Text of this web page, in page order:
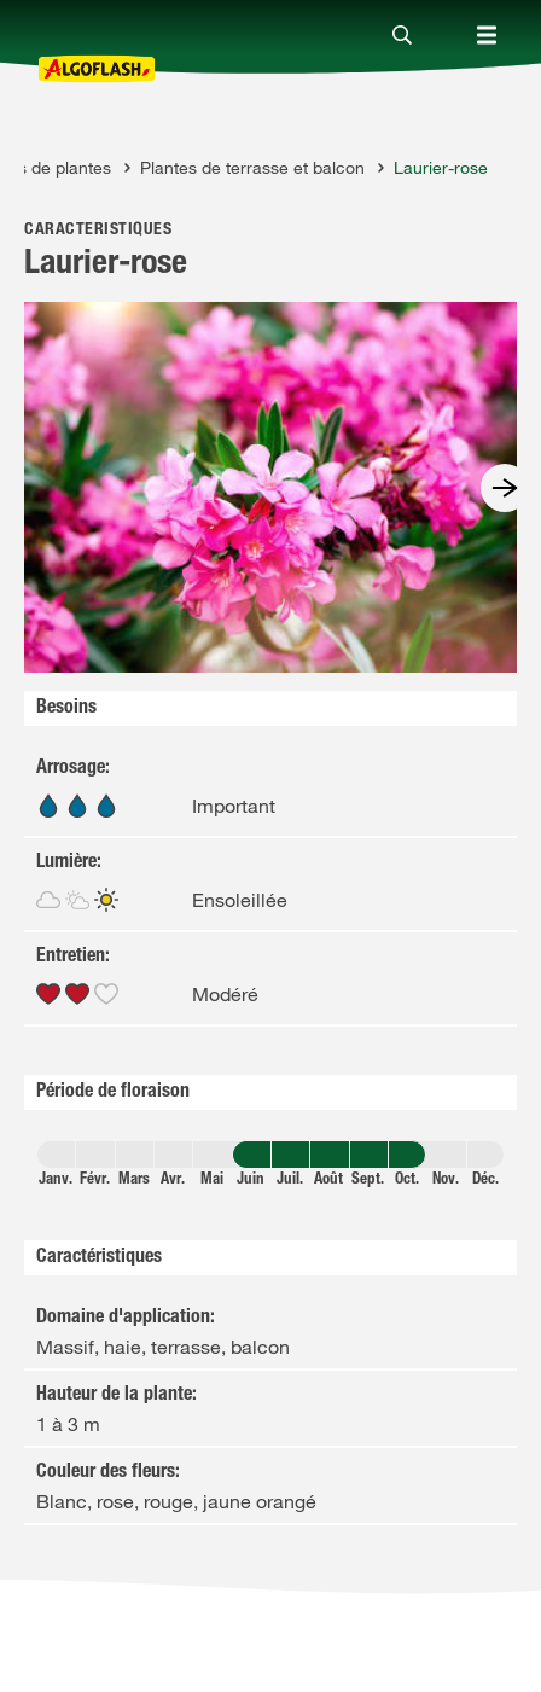
Nos produits
Conseils
Thèmes
Qui sommes-nous ?
Promotions
de plantes Plantes de terrasse et balcon Laurier-rose
CARACTÉRISTIQUES
Laurier-rose
Besoins
Arrosage:
Important
Lumière:
Ensoleillée
Entretien:
Modéré
Période de floraison
Janv. Févr. Mars Avr. Mai Juin Juil. Août Sept. Oct. Nov. Déc.
Caractéristiques
Domaine d'application:
Massif, haie, terrasse, balcon
Hauteur de la plante:
1 à 3 m
Couleur des fleurs:
Blanc, rose, rouge, jaune orangé